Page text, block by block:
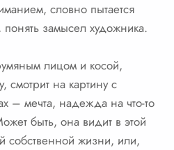
словно пытается
понять замысел художника.
лицом и косой,
смотрит на картину с
– мечта, надежда на что-то
быть, она видит в этой
собственной жизни, или,